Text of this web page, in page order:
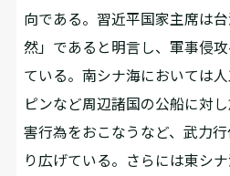
向である。習近平国家主席は
然」であると明言し、軍事侵
ている。南シナ海においては
ピンなど周辺諸国の公船に対
害行為をおこなうなど、武力
り広げている。さらには東シ